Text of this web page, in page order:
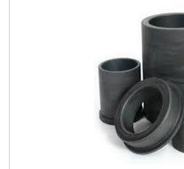
petróleo, de gás,
têxtil, e até
mecânicos são
que evitam e
de gases, líquidos
importante que as